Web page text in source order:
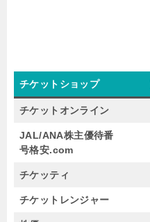
チケットショップ
チケットオンライン
JAL/ANA株主優待番
号格安.com
チケッティ
チケットレンジャー